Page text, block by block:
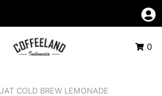
0
COLD BREW LEMONADE